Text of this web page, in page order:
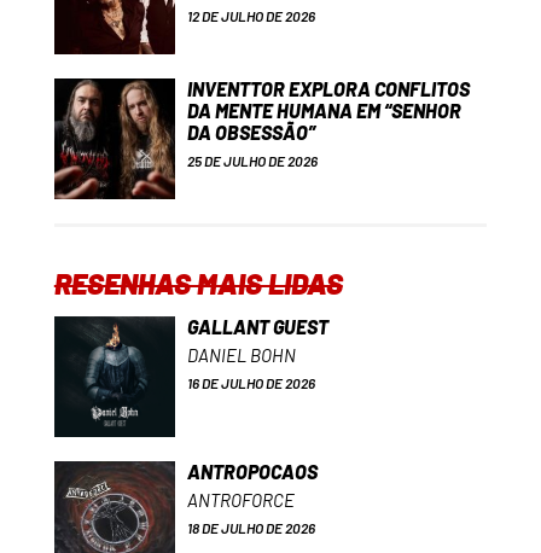
12 DE JULHO DE 2026
INVENTTOR EXPLORA CONFLITOS
DA MENTE HUMANA EM “SENHOR
DA OBSESSÃO”
25 DE JULHO DE 2026
RESENHAS MAIS LIDAS
GALLANT GUEST
DANIEL BOHN
16 DE JULHO DE 2026
ANTROPOCAOS
ANTROFORCE
18 DE JULHO DE 2026